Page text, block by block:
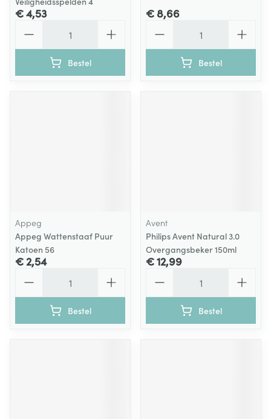
€ 4,53
Bestel
€ 8,66
Bestel
Appeg
Appeg Wattenstaaf Puur
Katoen 56
€ 2,54
Bestel
Avent
Philips Avent Natural 3.0
Overgangsbeker 150ml
€ 12,99
Bestel